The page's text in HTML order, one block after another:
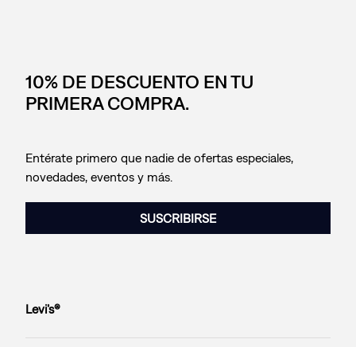
10% DE DESCUENTO EN TU
PRIMERA COMPRA.
Entérate primero que nadie de ofertas especiales,
novedades, eventos y más.
SUSCRIBIRSE
Levi’s®